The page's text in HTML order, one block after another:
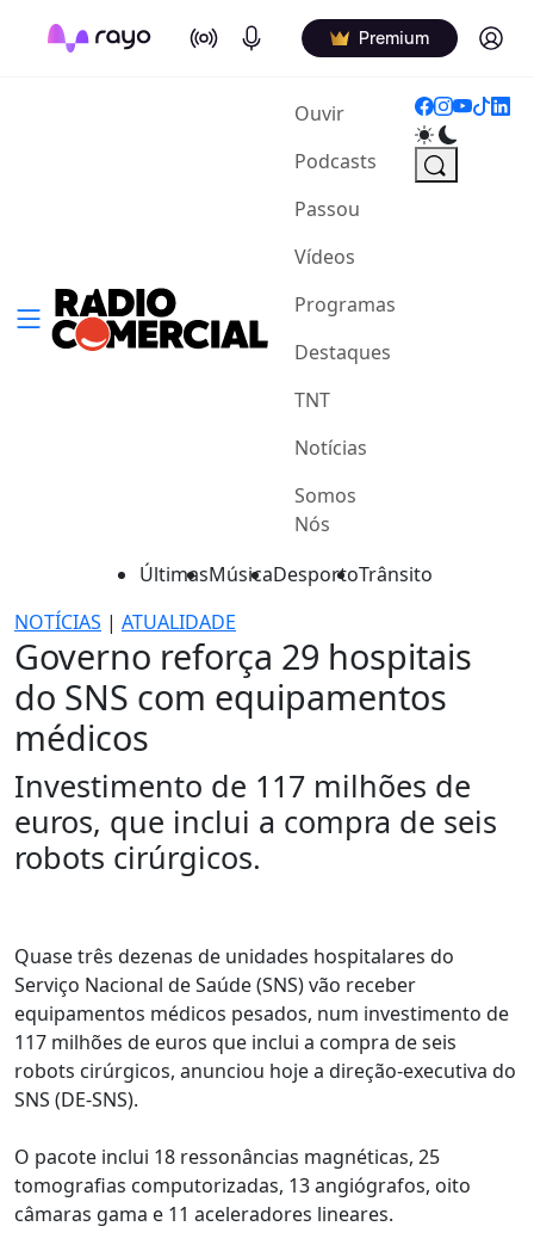
On Air Podcasts Premium Log in
Ouvir(current)
Podcasts
Passou
Vídeos
Programas
Destaques
TNT
Notícias
Somos
Nós
ÚltimasMúsicaDesportoTrânsito
NOTÍCIAS | ATUALIDADE
Governo reforça 29 hospitais
do SNS com equipamentos
médicos
Investimento de 117 milhões de
euros, que inclui a compra de seis
robots cirúrgicos.
Quase três dezenas de unidades hospitalares do
Serviço Nacional de Saúde (SNS) vão receber
equipamentos médicos pesados, num investimento de
117 milhões de euros que inclui a compra de seis
robots cirúrgicos, anunciou hoje a direção-executiva do
SNS (DE-SNS).
O pacote inclui 18 ressonâncias magnéticas, 25
tomografias computorizadas, 13 angiógrafos, oito
câmaras gama e 11 aceleradores lineares.